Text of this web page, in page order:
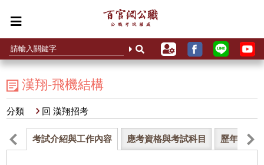
漢翔-飛機結構
分類 回 漢翔招考
考試介紹與工作內容 應考資格與考試科目 歷年錄取